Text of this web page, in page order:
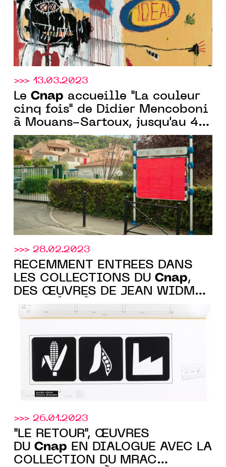
MARS AU 4 JUIN 2023
>>> 13.03.2023
Le Cnap accueille "La couleur
cinq fois" de Didier Mencoboni
à Mouans-Sartoux, jusqu'au 4
avril 2023
>>> 28.02.2023
RÉCEMMENT ENTRÉES DANS
LES COLLECTIONS DU Cnap,
DES ŒUVRES DE JEAN WIDMER
EXPOSÉES À L’ESPACE DE L’ART
CONCRET À MOUANS-
SARTOUX du 14 janvier au 9
avril 2023
>>> 26.01.2023
"LE RETOUR", ŒUVRES
DU Cnap EN DIALOGUE AVEC LA
COLLECTION DU MRAC